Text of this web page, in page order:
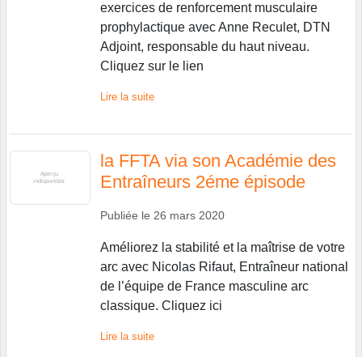
exercices de renforcement musculaire
prophylactique avec Anne Reculet, DTN
Adjoint, responsable du haut niveau.
Cliquez sur le lien
Lire la suite
la FFTA via son Académie des
Entraîneurs 2éme épisode
Publiée le 26 mars 2020
Améliorez la stabilité et la maîtrise de votre
arc avec Nicolas Rifaut, Entraîneur national
de l’équipe de France masculine arc
classique. Cliquez ici
Lire la suite